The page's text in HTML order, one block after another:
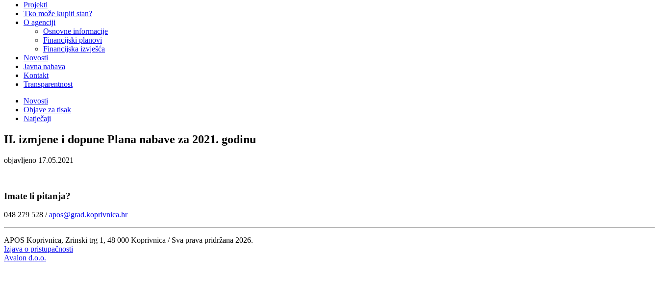
Projekti
Tko može kupiti stan?
O agenciji
Osnovne informacije
Financijski planovi
Financijska izvješća
Novosti
Javna nabava
Kontakt
Transparentnost
Novosti
Objave za tisak
Natječaji
II. izmjene i dopune Plana nabave za 2021. godinu
objavljeno 17.05.2021
Imate li pitanja?
048 279 528 /apos@grad.koprivnica.hr
APOS Koprivnica, Zrinski trg 1, 48 000 Koprivnica / Sva prava pridržana 2026.
Izjava o pristupačnosti
Avalon d.o.o.